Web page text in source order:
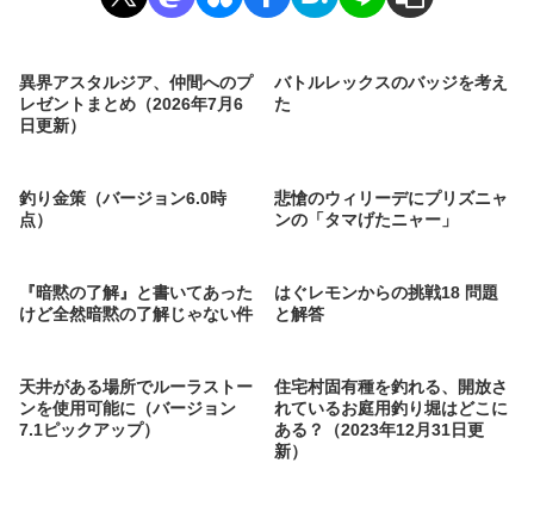
異界アスタルジア、仲間へのプ
レゼントまとめ（2026年7月6
日更新）
バトルレックスのバッジを考え
た
釣り金策（バージョン6.0時
点）
悲愴のウィリーデにプリズニャ
ンの「タマげたニャー」
『暗黙の了解』と書いてあった
けど全然暗黙の了解じゃない件
はぐレモンからの挑戦18 問題
と解答
天井がある場所でルーラストー
ンを使用可能に（バージョン
7.1ピックアップ）
住宅村固有種を釣れる、開放さ
れているお庭用釣り堀はどこに
ある？（2023年12月31日更
新）